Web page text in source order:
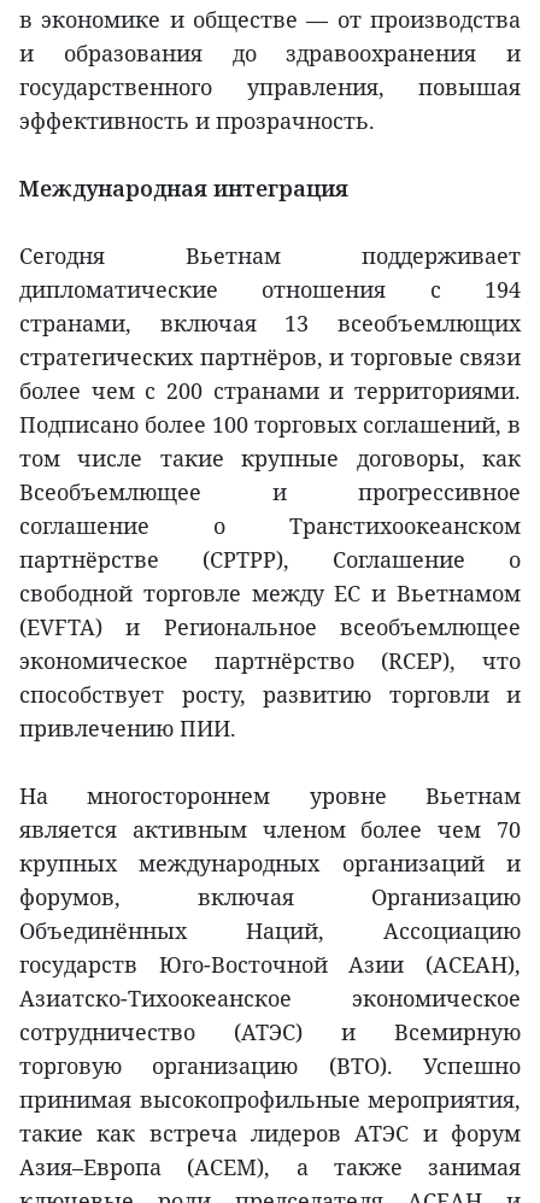
в экономике и обществе — от производства
и образования до здравоохранения и
государственного управления, повышая
эффективность и прозрачность.
Международная интеграция
Сегодня Вьетнам поддерживает
дипломатические отношения с 194
странами, включая 13 всеобъемлющих
стратегических партнёров, и торговые связи
более чем с 200 странами и территориями.
Подписано более 100 торговых соглашений, в
том числе такие крупные договоры, как
Всеобъемлющее и прогрессивное
соглашение о Транстихоокеанском
партнёрстве (CPTPP), Соглашение о
свободной торговле между ЕС и Вьетнамом
(EVFTA) и Региональное всеобъемлющее
экономическое партнёрство (RCEP), что
способствует росту, развитию торговли и
привлечению ПИИ.
На многостороннем уровне Вьетнам
является активным членом более чем 70
крупных международных организаций и
форумов, включая Организацию
Объединённых Наций, Ассоциацию
государств Юго-Восточной Азии (АСЕАН),
Азиатско-Тихоокеанское экономическое
сотрудничество (АТЭС) и Всемирную
торговую организацию (ВТО). Успешно
принимая высокопрофильные мероприятия,
такие как встреча лидеров АТЭС и форум
Азия–Европа (АСЕМ), а также занимая